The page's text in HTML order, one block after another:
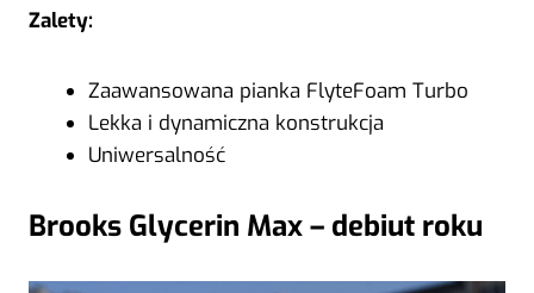
Zalety:
Zaawansowana pianka FlyteFoam Turbo
Lekka i dynamiczna konstrukcja
Uniwersalność
Brooks Glycerin Max – debiut roku